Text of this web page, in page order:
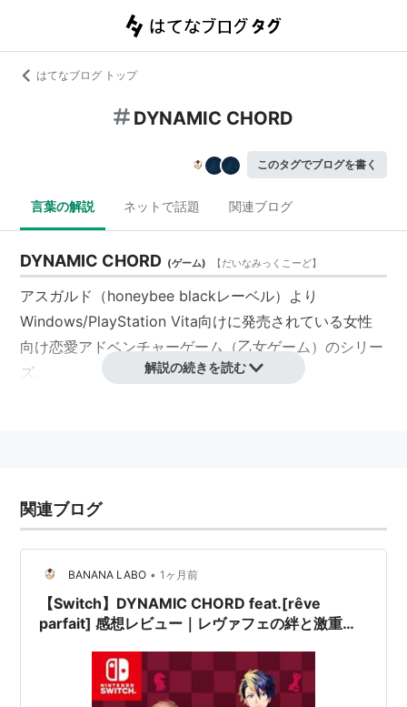
はてなブログ トップ
DYNAMIC CHORD
このタグでブログを書く
言葉の解説 ネットで話題 関連ブログ
DYNAMIC CHORD (ゲーム) 【だいなみっくこーど】
アスガルド（honeybee blackレーベル）より
Windows/PlayStation Vita向けに発売されている女性
向け恋愛アドベンチャーゲーム（乙女ゲーム）のシリー
ズ。
キャスト
香椎玲音：江口拓也
百瀬つむぎ：木村良平
月野原久遠：鳥海浩輔
香椎亜貴：広瀬裕也
解説の続きを読む
関連ブログ
BANANA LABO • 1ヶ月前
【Switch】DYNAMIC CHORD feat.[rêve
parfait] 感想レビュー｜レヴァフェの絆と激重恋